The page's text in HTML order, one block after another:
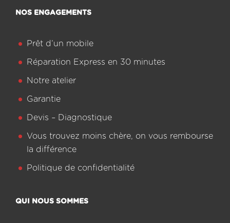
NOS ENGAGEMENTS
Prêt d’un mobile
Réparation Express en 30 minutes
Notre atelier
Garantie
Devis – Diagnostique
Vous trouvez moins chère, on vous rembourse
la différence
Politique de confidentialité
QUI NOUS SOMMES